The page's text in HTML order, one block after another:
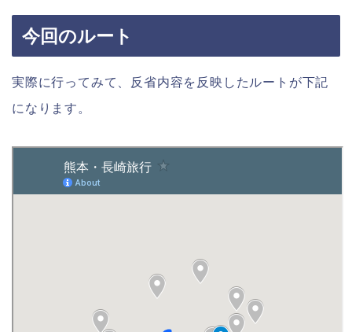
今回のルート
実際に行ってみて、反省内容を反映したルートが下記
になります。